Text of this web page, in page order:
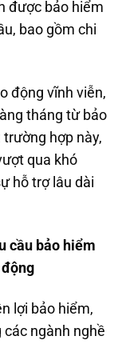
được bảo hiểm
bao gồm chi
động vĩnh viễn,
tháng từ bảo
hợp này,
qua khó
hỗ trợ lâu dài
cầu bảo hiểm
lợi bảo hiểm,
ngành nghề